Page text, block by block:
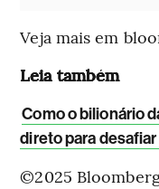
Veja mais em
Leia também
Como o bilionário
direto para
©2025